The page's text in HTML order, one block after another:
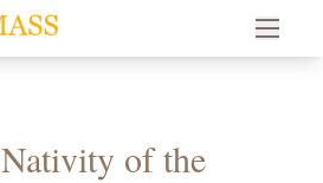
Latin Mass of South Florida
of the